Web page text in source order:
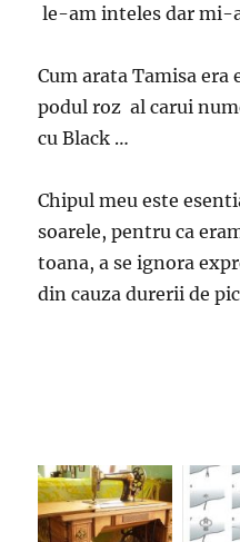
le-am inteles dar mi-
Cum arata Tamisa era
podul roz al carui
cu Black …
Chipul meu este
soarele, pentru ca
toana, a se ignora
din cauza durerii de